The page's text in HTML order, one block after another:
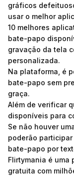
gráficos
usar o melhor
10 melhores
bate-papo
gravação da tela
personalizada.
Na plataforma, é
bate-papo sem
graça.
Além de verificar
disponíveis para
Se não houver
poderão
bate-papo por
Flirtymania é uma
gratuita com